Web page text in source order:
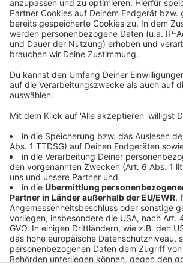
Jahrzehnten unterhalten. Wir erfahren
dabei ergangen ist und wobei er
Schleudern gekommen ist. Viel Spaß
bitte nicht erschrecken, wenn dabei
sein.
Anzeige
Anzeige